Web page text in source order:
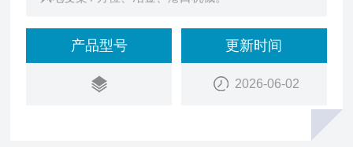
产品型号 更新时间
2026-06-02